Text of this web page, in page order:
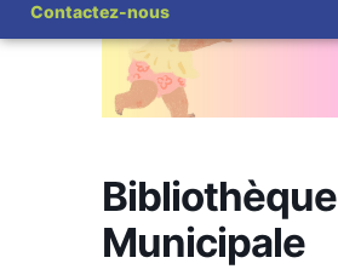
Contactez-nous
Bibliothèque
Municipale